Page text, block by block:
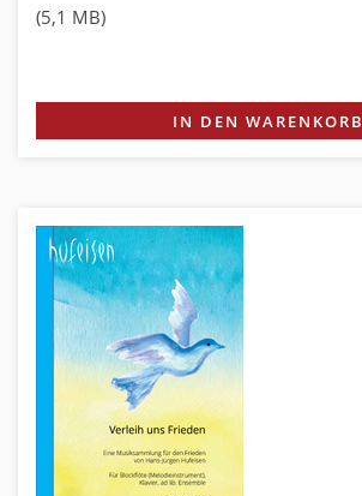
(5,1 MB)
IN DEN WARENKORB